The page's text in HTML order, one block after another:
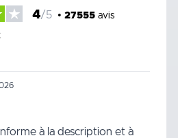
4/5 • 27555avis
à la description et à